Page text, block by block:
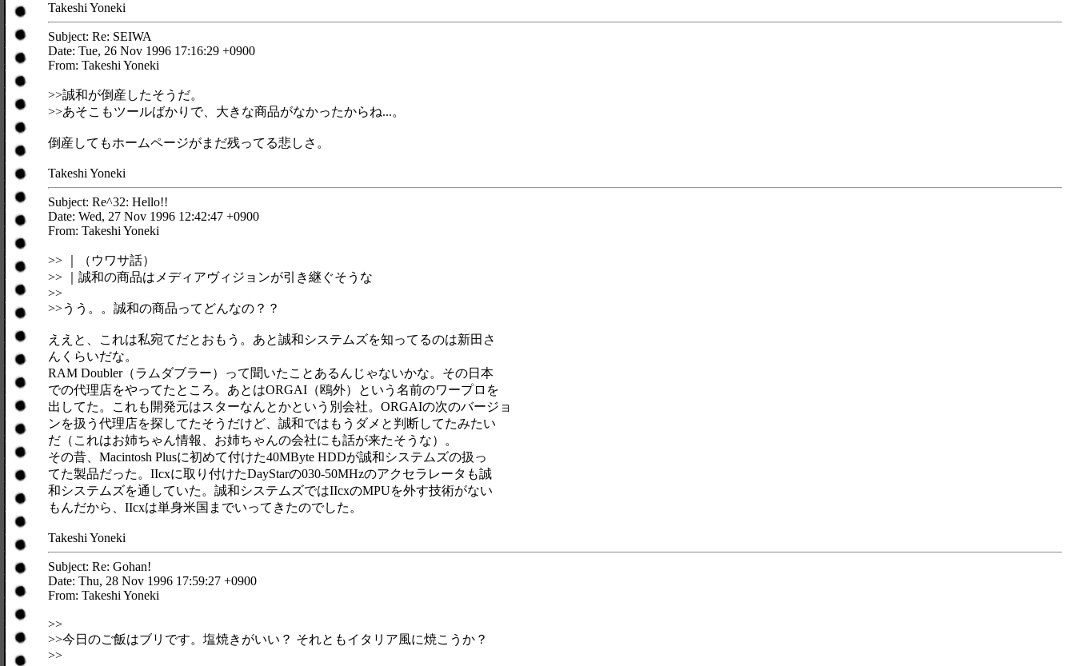
Takeshi Yoneki
Subject: Re: SEIWA
Date: Tue, 26 Nov 1996 17:16:29 +0900
From: Takeshi Yoneki
>>誠和が倒産したそうだ。
>>あそこもツールばかりで、大きな商品がなかったからね...。
倒産してもホームページがまだ残ってる悲しさ。
Takeshi Yoneki
Subject: Re^32: Hello!!
Date: Wed, 27 Nov 1996 12:42:47 +0900
From: Takeshi Yoneki
>> ｜（ウワサ話）
>> ｜誠和の商品はメディアヴィジョンが引き継ぐそうな
>>
>>うう。。誠和の商品ってどんなの？？
ええと、これは私宛てだとおもう。あと誠和システムズを知ってるのは新田さ
んくらいだな。
RAM Doubler（ラムダブラー）って聞いたことあるんじゃないかな。その日本
での代理店をやってたところ。あとはORGAI（鴎外）という名前のワープロを
出してた。これも開発元はスターなんとかという別会社。ORGAIの次のバージョ
ンを扱う代理店を探してたそうだけど、誠和ではもうダメと判断してたみたい
だ（これはお姉ちゃん情報、お姉ちゃんの会社にも話が来たそうな）。
その昔、Macintosh Plusに初めて付けた40MByte HDDが誠和システムズの扱っ
てた製品だった。IIcxに取り付けたDayStarの030-50MHzのアクセラレータも誠
和システムズを通していた。誠和システムズではIIcxのMPUを外す技術がない
もんだから、IIcxは単身米国までいってきたのでした。
Takeshi Yoneki
Subject: Re: Gohan!
Date: Thu, 28 Nov 1996 17:59:27 +0900
From: Takeshi Yoneki
>>
>>今日のご飯はブリです。塩焼きがいい？ それともイタリア風に焼こうか？
>>